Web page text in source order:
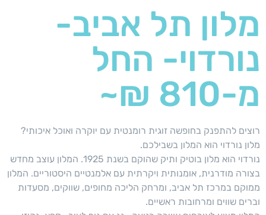
מלון תל אביב-
נורדוי- החל
מ-810 ₪~
רוצים להתפנק בחופשה זוגית רומנטית עם יוקרה ואוכל איכותי?
מלון נורדוי הוא המלון בשבילכם.
נורדוי הוא מלון בוטיק ותיק שהוקם בשנת 1925. המלון עוצב מחדש
בצורה מודרנית, אומנותית ויקרתית עם אלמנטיים היסטוריים. המלון
ממוקם במרכז תל אביב, ומרחק הליכה מחופים, שווקים, מסעדות
וברים שווים ומרחובות ראשיים.